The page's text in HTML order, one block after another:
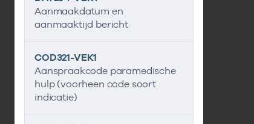
Aanmaakdatum en
aanmaaktijd bericht
COD321-VEK1
Aanspraakcode paramedische
hulp (voorheen code soort
indicatie)